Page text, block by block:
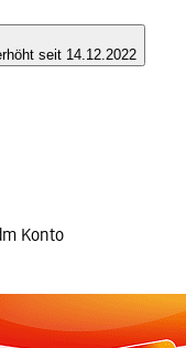
seit 14.12.2022
Konto